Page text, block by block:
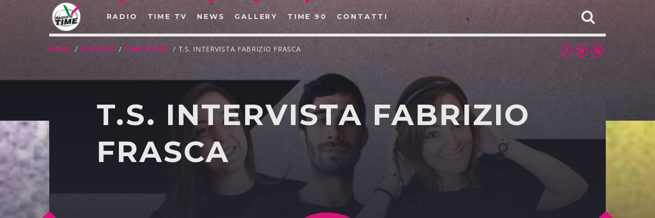
RADIO TIME TV NEWS GALLERY TIME 90 CONTATTI
CERCA NEL SITO WEB:
HOME / PODCAST / TIME SPORT / T.S. INTERVISTA FABRIZIO FRASCA
T.S. INTERVISTA FABRIZIO
FRASCA